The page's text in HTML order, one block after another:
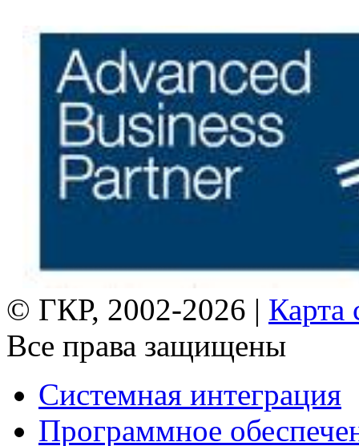
© ГКР, 2002-2026 | Карта
Все права защищены
Системная интеграция
Программное